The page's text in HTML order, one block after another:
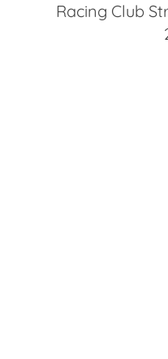
Racing Club